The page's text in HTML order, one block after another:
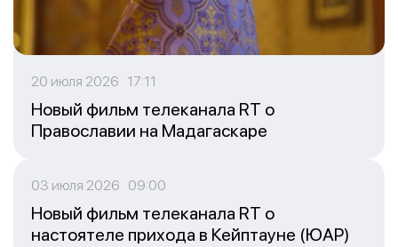
20 июля 2026 17:11
Новый фильм телеканала RT о
Православии на Мадагаскаре
03 июля 2026 09:00
Новый фильм телеканала RT о
настоятеле прихода в Кейптауне (ЮАР)